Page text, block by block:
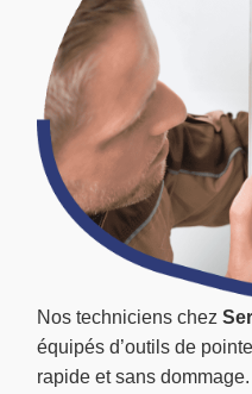
Nos techniciens chez
équipés d’outils de
rapide et sans dommage.